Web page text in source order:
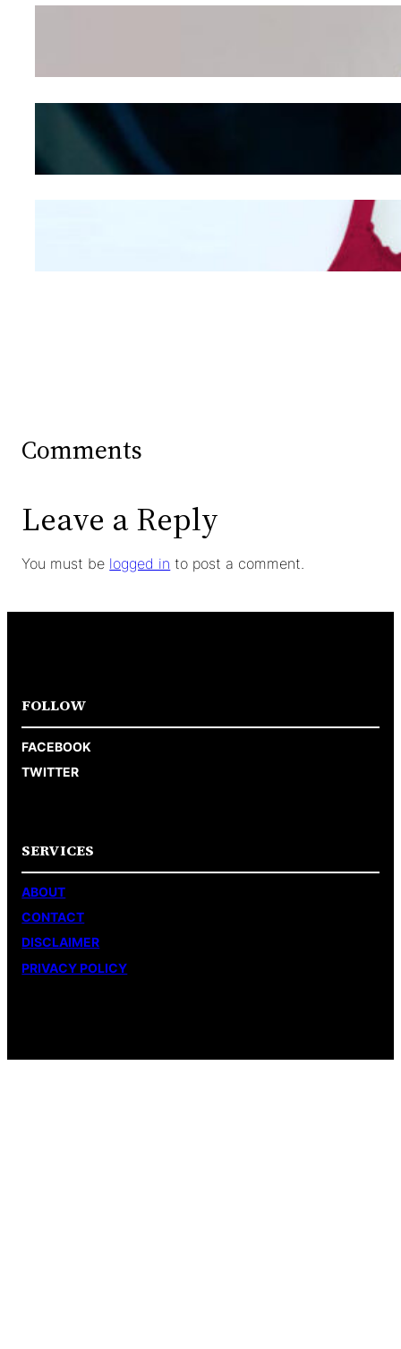
Wanita Pamer Pakaian
Kepribadian
Mengintip Kepribadian
Wanita Dari Warna Bra
Comments
Leave a Reply
You must be logged in to post a comment.
FOLLOW
FACEBOOK
TWITTER
SERVICES
ABOUT
CONTACT
DISCLAIMER
PRIVACY POLICY